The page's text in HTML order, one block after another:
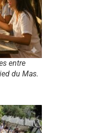
entre
du Mas.